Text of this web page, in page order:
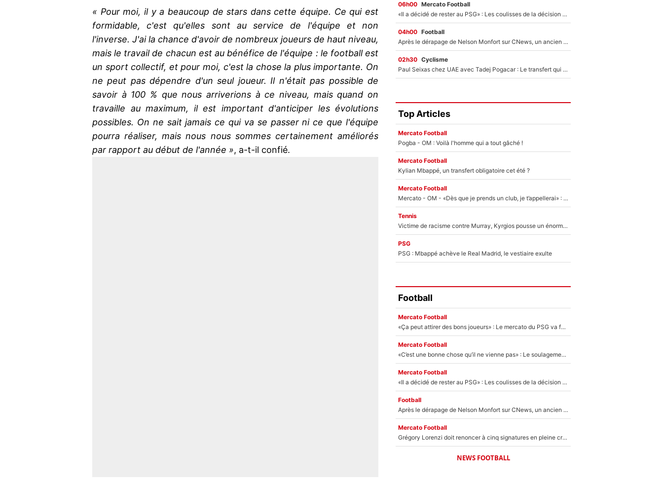
« Pour moi, il y a beaucoup de stars dans cette équipe. Ce qui est
formidable, c'est qu'elles sont au service de l'équipe et non
l'inverse. J'ai la chance d'avoir de nombreux joueurs de haut niveau,
mais le travail de chacun est au bénéfice de l'équipe : le football est
un sport collectif, et pour moi, c'est la chose la plus importante. On
ne peut pas dépendre d'un seul joueur. Il n'était pas possible de
savoir à 100 % que nous arriverions à ce niveau, mais quand on
travaille au maximum, il est important d'anticiper les évolutions
possibles. On ne sait jamais ce qui va se passer ni ce que l'équipe
pourra réaliser, mais nous nous sommes certainement améliorés
par rapport au début de l'année », a-t-il confié.
06h00 Mercato Football
«Il a décidé de rester au PSG» : Les coulisses de la décision de Lucas Chevalier pour son transfert
04h00 Football
Après le dérapage de Nelson Monfort sur CNews, un ancien journaliste de France Télévisions relance la polémique sur les incendies en Gironde
02h30 Cyclisme
Paul Seixas chez UAE avec Tadej Pogacar : Le transfert qui effraie le peloton, «c’est la pire des choses qui puisse arriver»
Top Articles
Mercato Football
Pogba - OM : Voilà l'homme qui a tout gâché !
Mercato Football
Kylian Mbappé, un transfert obligatoire cet été ?
Mercato Football
Mercato - OM - «Dès que je prends un club, je t’appellerai» : La promesse de Marcelino au moment de claquer la porte
Tennis
Victime de racisme contre Murray, Kyrgios pousse un énorme coup de gueule !
PSG
PSG : Mbappé achève le Real Madrid, le vestiaire exulte
Football
Mercato Football
«Ça peut attirer des bons joueurs» : Le mercato du PSG va faire des victimes dans l'effectif de Luis Enrique ?
Mercato Football
«C’est une bonne chose qu’il ne vienne pas» : Le soulagement de l'After Foot après le transfert avorté de Yan Diomandé au PSG
Mercato Football
«Il a décidé de rester au PSG» : Les coulisses de la décision de Lucas Chevalier pour son transfert
Football
Après le dérapage de Nelson Monfort sur CNews, un ancien journaliste de France Télévisions relance la polémique sur les incendies en Gironde
Mercato Football
Grégory Lorenzi doit renoncer à cinq signatures en pleine crise financière : L’IA propose sept noms à l’OM pour un mercato réussi... à seulement 5M€ !
NEWS FOOTBALL